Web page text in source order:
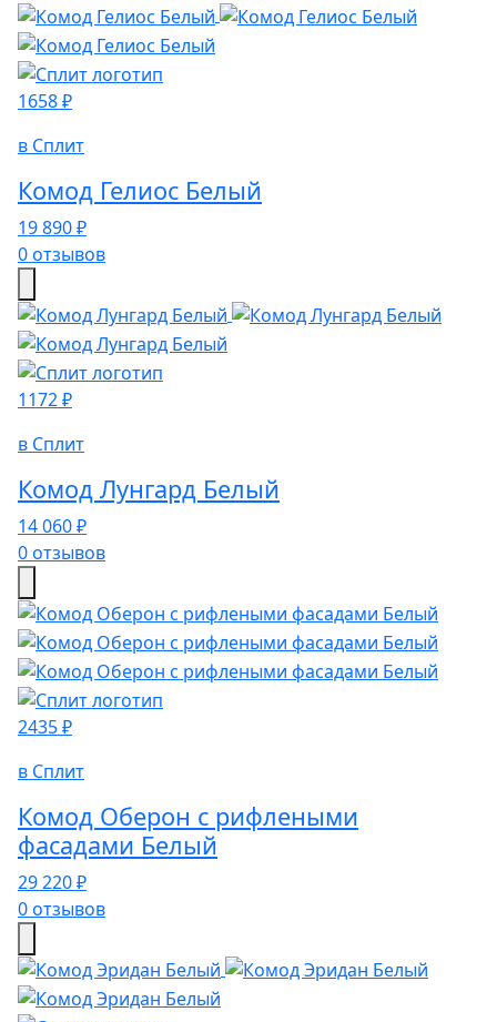
1658 ₽
в Сплит
Комод Гелиос Белый
19 890 ₽
0 отзывов
1172 ₽
в Сплит
Комод Лунгард Белый
14 060 ₽
0 отзывов
2435 ₽
в Сплит
Комод Оберон с рифлеными
фасадами Белый
29 220 ₽
0 отзывов